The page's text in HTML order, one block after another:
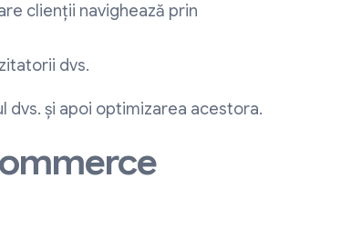
clienții navighează prin
dvs.
și apoi optimizarea acestora.